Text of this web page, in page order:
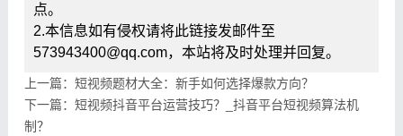
点。
2.本信息如有侵权请将此链接发邮件至
573943400@qq.com，本站将及时处理并回复。
上一篇：短视频题材大全：新手如何选择爆款方向？
下一篇：短视频抖音平台运营技巧？_抖音平台短视频算法机
制？